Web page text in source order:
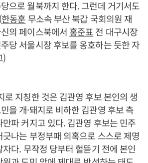
으로 월북까지 한다. 그런데 거기서도
한동훈 무소속 부산 북갑 국회의원 재
의 페이스북에서 홍준표전 대구시장
당 서울시장 후보를 옹호하는 듯한 자
)
로 지칭한 것은 김관영 후보 본인의 생
을 개·돼지로 비하한 김관영 후보 측
파 커지고 있다. 김관영 후보는 민주
나는 부정부패 의혹으로 스스로 제명
다. 무작정 당부터 헐뜯기 전에 본인